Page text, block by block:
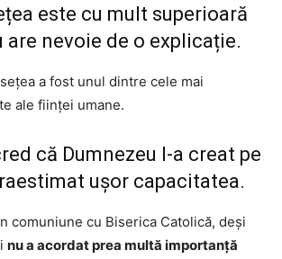
este cu mult superioară
are nevoie de o explicație.
a fost unul dintre cele mai
ale ființei umane.
că Dumnezeu l-a creat pe
ușor capacitatea.
comuniune cu Biserica Catolică, deși
nu a acordat prea multă importanță